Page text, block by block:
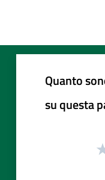
Quanto
su questa